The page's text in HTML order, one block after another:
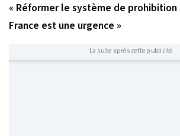
« Réformer le système de prohibition
France est une urgence »
La suite après cette publicité